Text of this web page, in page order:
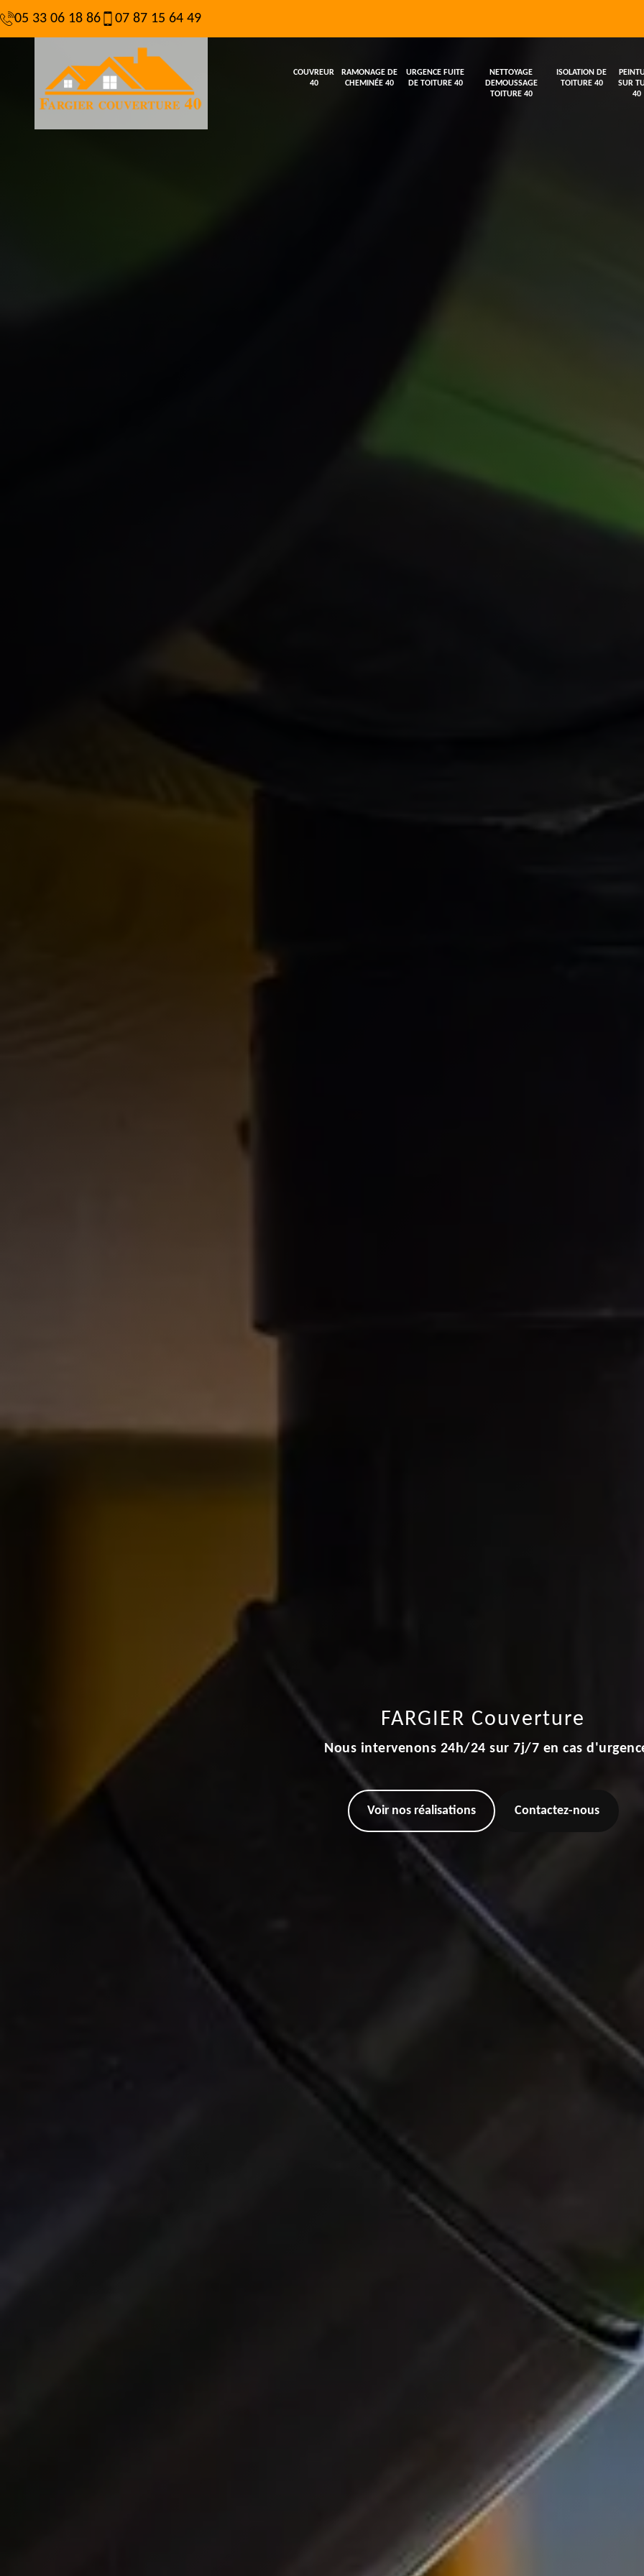
05 33 06 18 86 07 87 15 64 49
COUVREUR
40
RAMONAGE DE
CHEMINÉE 40
URGENCE FUITE
DE TOITURE 40
NETTOYAGE
DEMOUSSAGE
TOITURE 40
ISOLATION DE
TOITURE 40
SUR
40
FARGIER Couverture
Nous intervenons 24h/24 sur 7j/7 en cas
Voir nos réalisations Contactez-nous